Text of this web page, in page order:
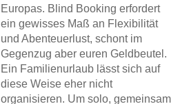
Europas. Blind Booking erfordert
ein gewisses Maß an Flexibilität
und Abenteuerlust, schont im
Gegenzug aber euren Geldbeutel.
Ein Familienurlaub lässt sich auf
diese Weise eher nicht
organisieren. Um solo, gemeinsam